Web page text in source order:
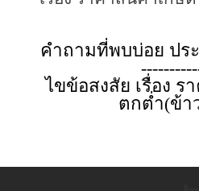
คำถามที่พบบ่อย ปร
ไขข้อสงสัย เรื่อง ร
ตกต่ำ(ข้า